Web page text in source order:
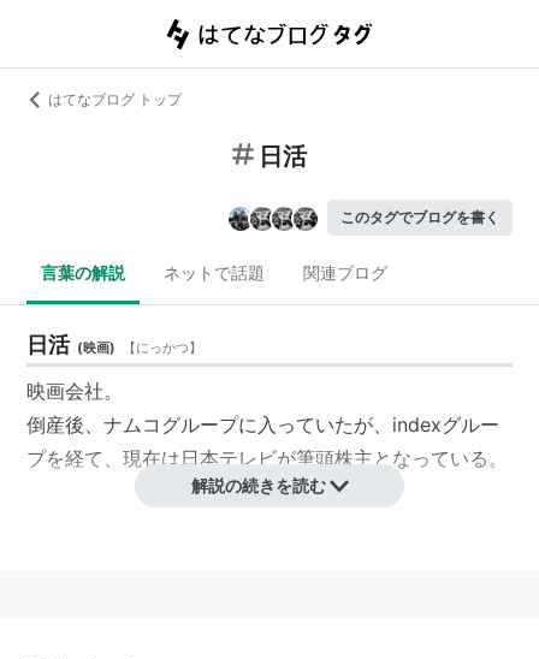
はてなブログ トップ
日活
このタグでブログを書く
言葉の解説 ネットで話題 関連ブログ
日活 (映画) 【にっかつ】
映画会社。
倒産後、ナムコグループに入っていたが、indexグルー
プを経て、現在は日本テレビが筆頭株主となっている。
解説の続きを読む